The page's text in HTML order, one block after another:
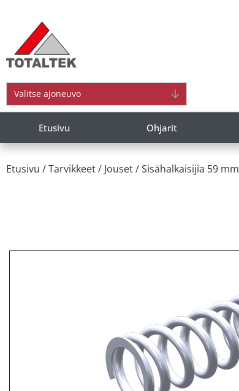
Valitse ajoneuvo
Etusivu Ohjarit
Etusivu /Tarvikkeet/ Jouset/Sisähalkaisijia 59 mm